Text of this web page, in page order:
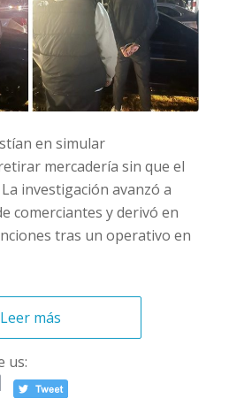
en simular
mercadería sin que el
investigación avanzó a
comerciantes y derivó en
tras un operativo en
Leer más
us: